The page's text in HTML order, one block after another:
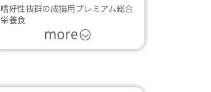
嗜好性抜群の成猫用プレミアム総合
栄養食